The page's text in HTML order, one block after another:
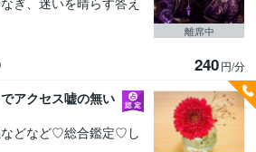
240円/分
離席中
アクセス嘘の無い
などなど♡総合鑑定♡し